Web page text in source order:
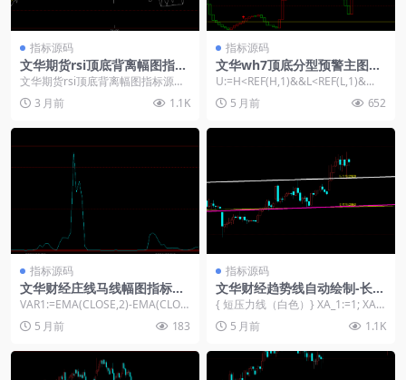
指标源码
文华期货rsi顶底背离幅图指标
源码
文华期货rsi顶底背离幅图指标源
码： LC := REF(CLOSE,1); B...
3 月前 1.1K
指标源码
文华wh7顶底分型预警主图指
标公式
U:=H<REF(H,1)&&L<REF(L,1)&...
5 月前
652
指标源码
文华财经庄线马线幅图指标公
式
VAR1:=EMA(CLOSE,2)-EMA(CLOS
E,89); VAR2:=...
5 月前 183
指标源码
文华财经趋势线自动绘制-长短
周期高低点精准连线
{ 短压力线（白色）} XA_1:=1; XA_
2:=5; XA_4:=REF(...
5 月前 1.1K